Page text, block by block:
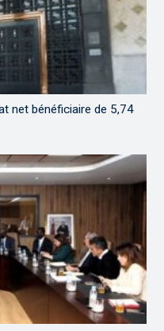
net bénéficiaire de 5,74